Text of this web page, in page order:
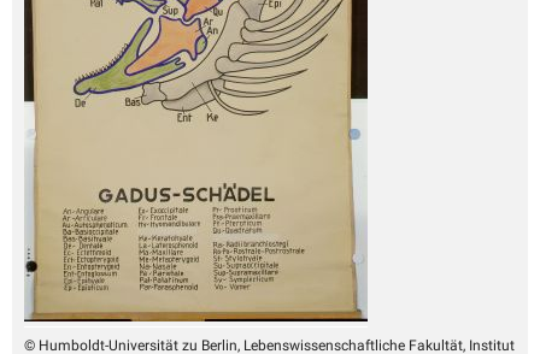
© Humboldt-Universität zu Berlin, Lebenswissenschaftliche Fakultät, Institut